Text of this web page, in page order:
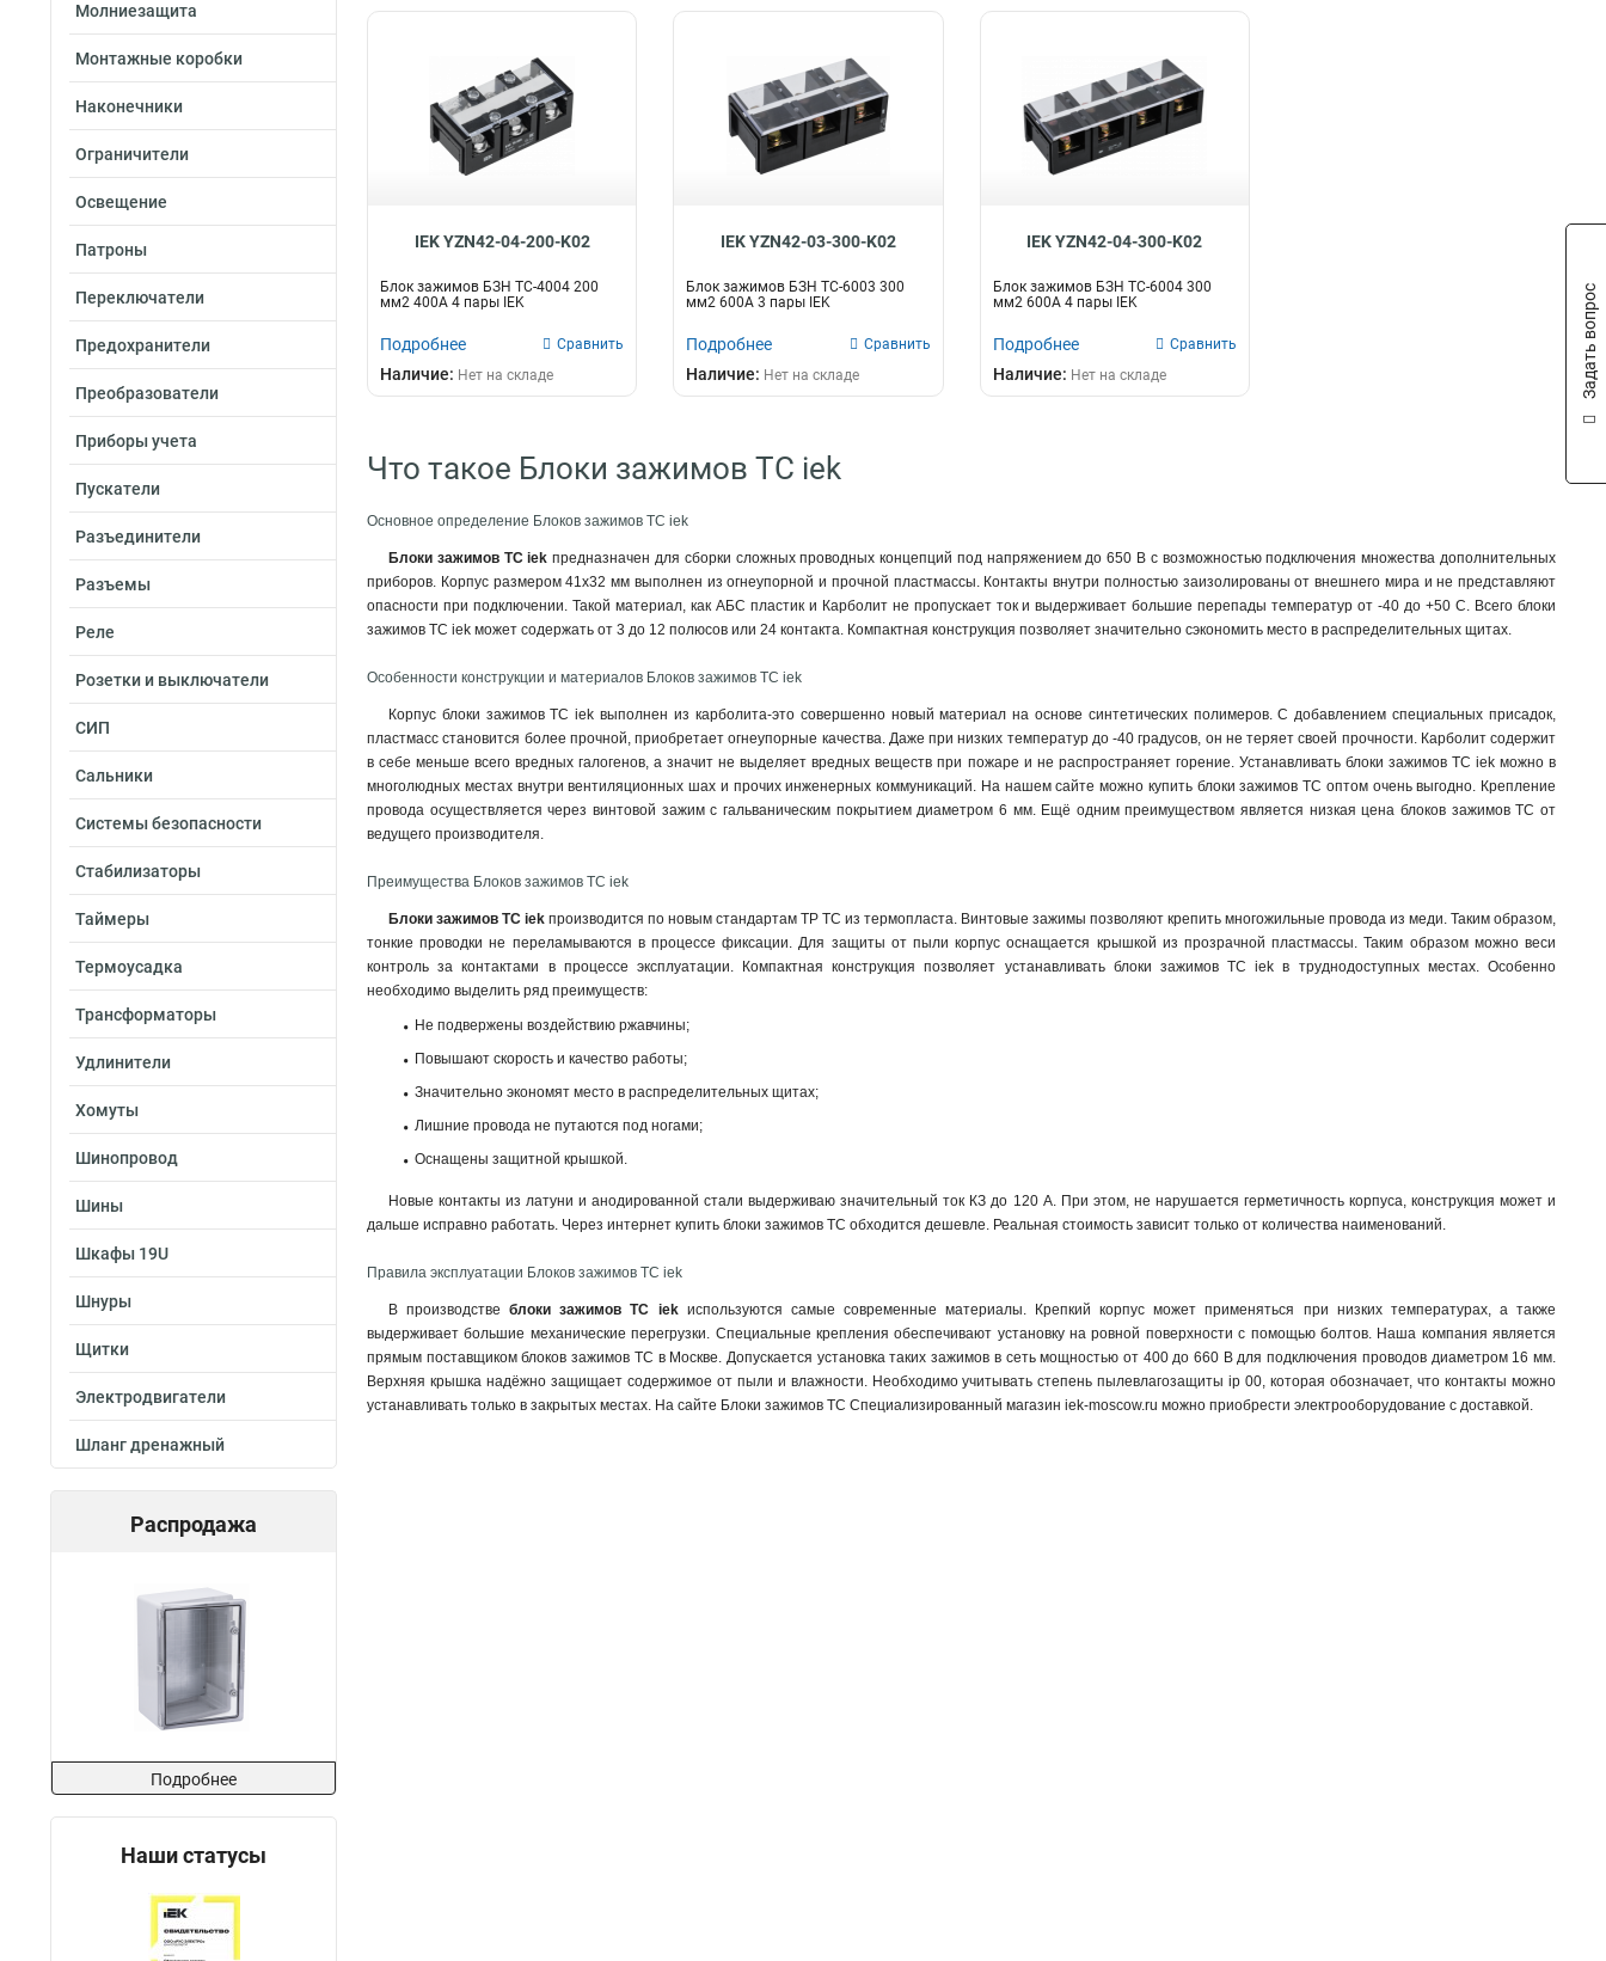
Молниезащита
Монтажные коробки
Наконечники
Ограничители
Освещение
Патроны
Переключатели
Предохранители
Преобразователи
Приборы учета
Пускатели
Разъединители
Разъемы
Реле
Розетки и выключатели
СИП
Сальники
Системы безопасности
Стабилизаторы
Таймеры
Термоусадка
Трансформаторы
Удлинители
Хомуты
Шинопровод
Шины
Шкафы 19U
Шнуры
Щитки
Электродвигатели
Шланг дренажный
Распродажа
Подробнее
Наши статусы
IEK YZN42-04-200-K02
Блок зажимов БЗН TC-4004 200
мм2 400A 4 пары IEK
Подробнее Сравнить
Наличие: Нет на складе
IEK YZN42-03-300-K02
Блок зажимов БЗН TC-6003 300
мм2 600A 3 пары IEK
Подробнее Сравнить
Наличие: Нет на складе
IEK YZN42-04-300-K02
Блок зажимов БЗН TC-6004 300
мм2 600A 4 пары IEK
Подробнее Сравнить
Наличие: Нет на складе
Что такое Блоки зажимов TC iek
Основное определение Блоков зажимов TC iek
Блоки зажимов TC iekпредназначен для сборки сложных проводных концепций под напряжением до 650 В с возможностью подключения множества дополнительных
приборов. Корпус размером 41х32 мм выполнен из огнеупорной и прочной пластмассы. Контакты внутри полностью заизолированы от внешнего мира и не представляют
опасности при подключении. Такой материал, как АБС пластик и Карболит не пропускает ток и выдерживает большие перепады температур от -40 до +50 С. Всего блоки
зажимов TC iek может содержать от 3 до 12 полюсов или 24 контакта. Компактная конструкция позволяет значительно сэкономить место в распределительных щитах.
Особенности конструкции и материалов Блоков зажимов TC iek
Корпус блоки зажимов TC iek выполнен из карболита-это совершенно новый материал на основе синтетических полимеров. С добавлением специальных присадок,
пластмасс становится более прочной, приобретает огнеупорные качества. Даже при низких температур до -40 градусов, он не теряет своей прочности. Карболит содержит
в себе меньше всего вредных галогенов, а значит не выделяет вредных веществ при пожаре и не распространяет горение. Устанавливать блоки зажимов TC iek можно в
многолюдных местах внутри вентиляционных шах и прочих инженерных коммуникаций. На нашем сайте можно купить блоки зажимов TC оптом очень выгодно. Крепление
провода осуществляется через винтовой зажим с гальваническим покрытием диаметром 6 мм. Ещё одним преимуществом является низкая цена блоков зажимов TC от
ведущего производителя.
Преимущества Блоков зажимов TC iek
Блоки зажимов TC iek производится по новым стандартам ТР ТС из термопласта. Винтовые зажимы позволяют крепить многожильные провода из меди. Таким образом,
тонкие проводки не переламываются в процессе фиксации. Для защиты от пыли корпус оснащается крышкой из прозрачной пластмассы. Таким образом можно веси
контроль за контактами в процессе эксплуатации. Компактная конструкция позволяет устанавливать блоки зажимов TC iek в труднодоступных местах. Особенно
необходимо выделить ряд преимуществ:
Не подвержены воздействию ржавчины;
Повышают скорость и качество работы;
Значительно экономят место в распределительных щитах;
Лишние провода не путаются под ногами;
Оснащены защитной крышкой.
Новые контакты из латуни и анодированной стали выдерживаю значительный ток КЗ до 120 А. При этом, не нарушается герметичность корпуса, конструкция может и
дальше исправно работать. Через интернет купить блоки зажимов TC обходится дешевле. Реальная стоимость зависит только от количества наименований.
Правила эксплуатации Блоков зажимов TC iek
В производстве блоки зажимов TC iekиспользуются самые современные материалы. Крепкий корпус может применяться при низких температурах, а также
выдерживает большие механические перегрузки. Специальные крепления обеспечивают установку на ровной поверхности с помощью болтов. Наша компания является
прямым поставщиком блоков зажимов TC в Москве. Допускается установка таких зажимов в сеть мощностью от 400 до 660 В для подключения проводов диаметром 16 мм.
Верхняя крышка надёжно защищает содержимое от пыли и влажности. Необходимо учитывать степень пылевлагозащиты ip 00, которая обозначает, что контакты можно
устанавливать только в закрытых местах. На сайте Блоки зажимов TC Специализированный магазин iek-moscow.ru можно приобрести электрооборудование с доставкой.
Задать вопрос